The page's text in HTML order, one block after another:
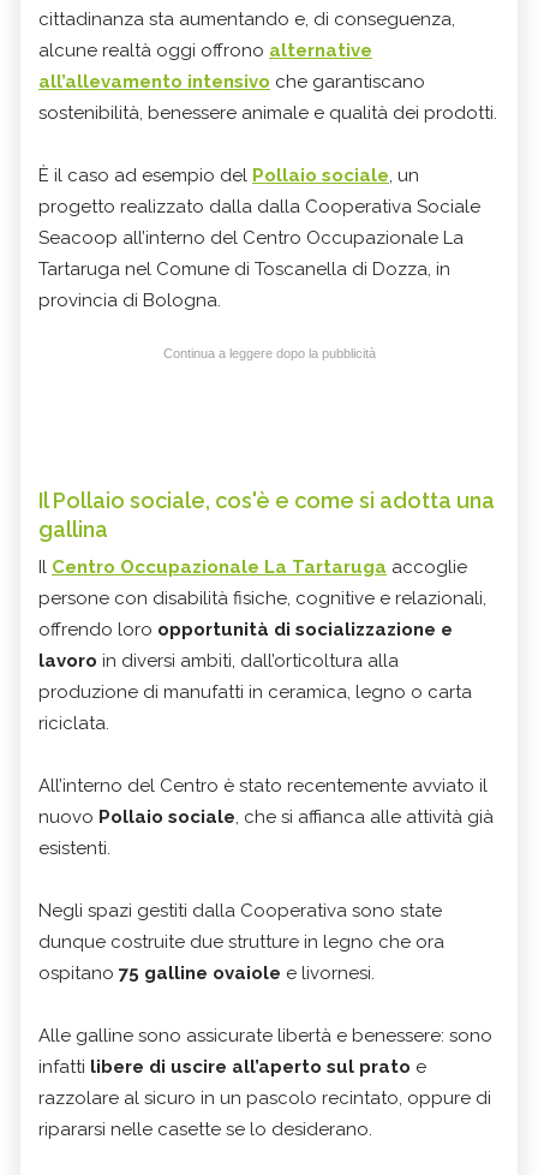
cittadinanza sta aumentando e, di conseguenza,
alcune realtà oggi offrono alternative
all’allevamento intensivo che garantiscano
sostenibilità, benessere animale e qualità dei prodotti.
È il caso ad esempio del Pollaio sociale, un
progetto realizzato dalla dalla Cooperativa Sociale
Seacoop all’interno del Centro Occupazionale La
Tartaruga nel Comune di Toscanella di Dozza, in
provincia di Bologna.
Continua a leggere dopo la pubblicità
Il Pollaio sociale, cos'è e come si adotta una
gallina
Il Centro Occupazionale La Tartaruga accoglie
persone con disabilità fisiche, cognitive e relazionali,
offrendo loro opportunità di socializzazione e
lavoro in diversi ambiti, dall’orticoltura alla
produzione di manufatti in ceramica, legno o carta
riciclata.
All’interno del Centro è stato recentemente avviato il
nuovo Pollaio sociale, che si affianca alle attività già
esistenti.
Negli spazi gestiti dalla Cooperativa sono state
dunque costruite due strutture in legno che ora
ospitano 75 galline ovaiole e livornesi.
Alle galline sono assicurate libertà e benessere: sono
infatti libere di uscire all’aperto sul prato e
razzolare al sicuro in un pascolo recintato, oppure di
ripararsi nelle casette se lo desiderano.